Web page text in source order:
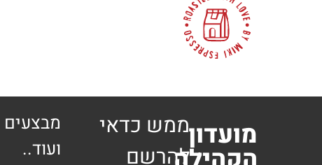
מועדוןממש כדאי
להרשם
ועוד..